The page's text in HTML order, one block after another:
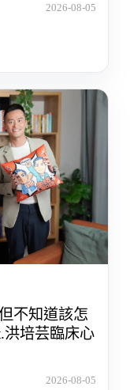
2026-08-05
不知道該怎
洪培芸臨床心
2026-08-05